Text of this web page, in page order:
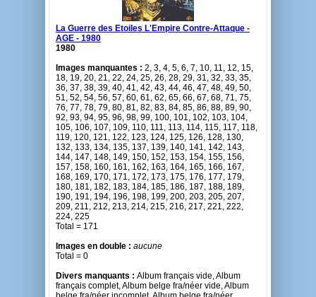
La Guerre des Etoiles L'Empire Contre-Attaque -
AGE - 1980
1980
Images manquantes : 2, 3, 4, 5, 6, 7, 10, 11, 12, 15,
18, 19, 20, 21, 22, 24, 25, 26, 28, 29, 31, 32, 33, 35,
36, 37, 38, 39, 40, 41, 42, 43, 44, 46, 47, 48, 49, 50,
51, 52, 54, 56, 57, 60, 61, 62, 65, 66, 67, 68, 71, 75,
76, 77, 78, 79, 80, 81, 82, 83, 84, 85, 86, 88, 89, 90,
92, 93, 94, 95, 96, 98, 99, 100, 101, 102, 103, 104,
105, 106, 107, 109, 110, 111, 113, 114, 115, 117, 118,
119, 120, 121, 122, 123, 124, 125, 126, 128, 130,
132, 133, 134, 135, 137, 139, 140, 141, 142, 143,
144, 147, 148, 149, 150, 152, 153, 154, 155, 156,
157, 158, 160, 161, 162, 163, 164, 165, 166, 167,
168, 169, 170, 171, 172, 173, 175, 176, 177, 179,
180, 181, 182, 183, 184, 185, 186, 187, 188, 189,
190, 191, 194, 196, 198, 199, 200, 203, 205, 207,
209, 211, 212, 213, 214, 215, 216, 217, 221, 222,
224, 225
Total = 171
Images en double : aucune
Total = 0
Divers manquants : Album français vide, Album
français complet, Album belge fra/néer vide, Album